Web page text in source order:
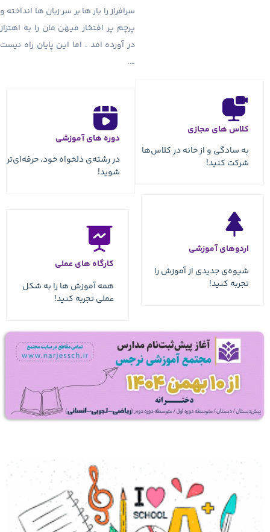
سرافراز را بار ها بر سر زبان ها انداخته و
پرچم پر افتخار میهن مان را به اهتزاز
در آورده امد . اما این پایان راه نیست
در رشته‌ی دلخواه خود، حرفه‌ای‌تر
کارگاه های عملی
همه آموزش ها را به شکل